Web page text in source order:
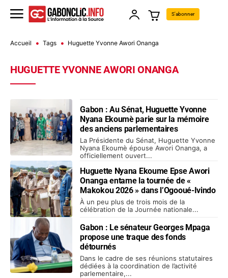
S'abonner
Accueil Tags Huguette Yvonne Awori Onanga
HUGUETTE YVONNE AWORI ONANGA
Gabon : Au Sénat, Huguette Yvonne
Nyana Ekoumè parie sur la mémoire
des anciens parlementaires
La Présidente du Sénat, Huguette Yvonne
Nyana Ekoumè épouse Awori Onanga, a
officiellement ouvert...
Huguette Nyana Ekoume Epse Awori
Onanga entame la tournée de «
Makokou 2026 » dans l’Ogooué-Ivindo
À un peu plus de trois mois de la
célébration de la Journée nationale...
Gabon : Le sénateur Georges Mpaga
propose une traque des fonds
détournés
Dans le cadre de ses réunions statutaires
dédiées à la coordination de l’activité
parlementaire,...